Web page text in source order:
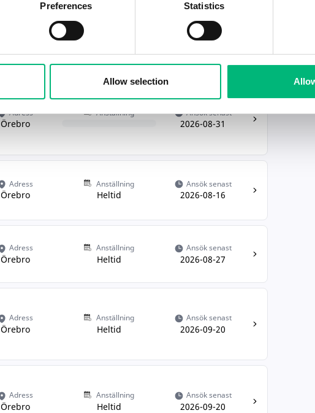
Preferences Statistics
Allow selection
Ansök senast
Adress
Örebro
Anställning Ansök senast
2026-08-31
Adress
Örebro
Anställning
Heltid
Ansök senast
2026-08-16
Adress
Örebro
Anställning
Heltid
Ansök senast
2026-08-27
Adress
Örebro
Anställning
Heltid
Ansök senast
2026-09-20
Adress
Örebro
Anställning
Heltid
Ansök senast
2026-09-20